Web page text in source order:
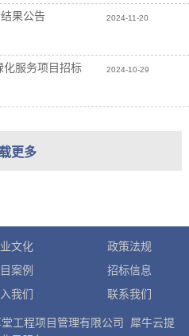
果公告 2024-11-20
化服务项目招标
2024-10-29
文化
政策法规
案例
招标信息
我们 联系我们
工程项目管理有限公司 犀牛云提